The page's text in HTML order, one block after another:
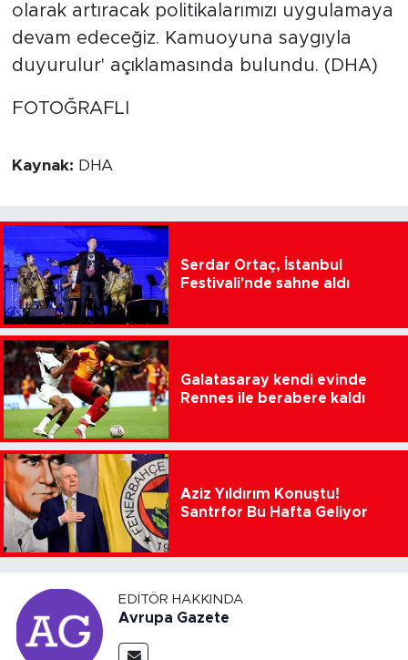
olarak artıracak politikalarımızı uygulamaya
devam edeceğiz. Kamuoyuna saygıyla
duyurulur' açıklamasında bulundu. (DHA)
FOTOĞRAFLI
Kaynak: DHA
Serdar Ortaç, İstanbul
Festivali'nde sahne aldı
Galatasaray kendi evinde
Rennes ile berabere kaldı
Aziz Yıldırım Konuştu!
Santrfor Bu Hafta Geliyor
EDITÖR HAKKINDA
Avrupa Gazete